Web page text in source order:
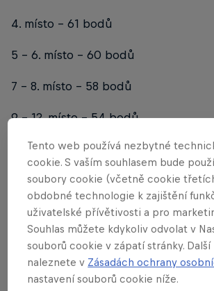
4. místo - 61 bodů
5 – 6. místo - 60 bodů
7 – 8. místo - 58 bodů
9 – 12. místo - 54 bodů
13 – 16. místo - 50 bodů
17 – 24. místo - 42 bodů
25 – 32. místo - 34 bodů
Bodování pro kvalifikační turnaje:
17 – 32. místo = 15 bodů
Tento web používá nezbytné
cookie. S vaším souhlasem bude
soubory cookie (včetně cookie
obdobné technologie k zajištění
uživatelské přívětivosti a pro
Souhlas můžete kdykoliv odvolat v
souborů cookie v zápatí stránky.
naleznete v Zásadách ochrany
nastavení souborů cookie níže.